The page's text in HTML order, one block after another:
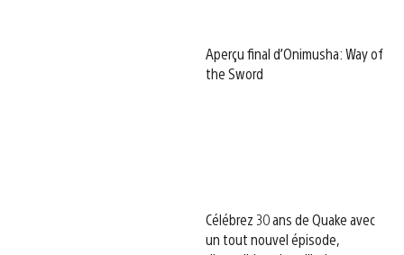
Aperçu final d’Onimusha: Way of
the Sword
Célébrez 30 ans de Quake avec
un tout nouvel épisode,